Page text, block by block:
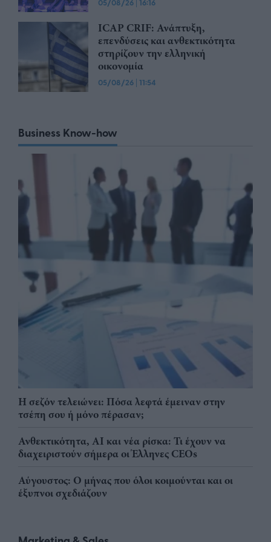
05/08/26 16:16
ICAP CRIF: Ανάπτυξη,
επενδύσεις και ανθεκτικότητα
στηρίζουν την ελληνική
οικονομία
05/08/26 | 11:54
Business Know-how
Η σεζόν τελειώνει: Πόσα λεφτά έμειναν στην
τσέπη σου ή μόνο πέρασαν;
Ανθεκτικότητα, AI και νέα ρίσκα: Τι έχουν να
διαχειριστούν σήμερα οι Έλληνες CEOs
Αύγουστος: Ο μήνας που όλοι κοιμούνται και οι
έξυπνοι σχεδιάζουν